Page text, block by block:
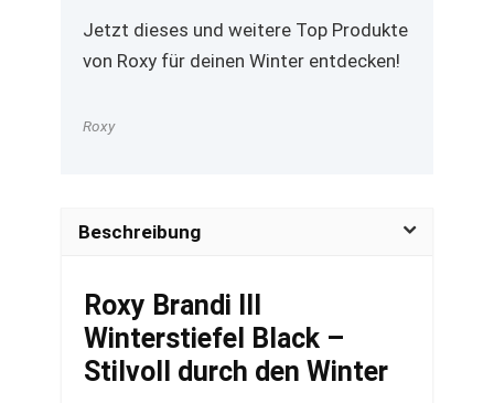
Jetzt dieses und weitere Top Produkte
von Roxy für deinen Winter entdecken!
Roxy
Beschreibung
Roxy Brandi III
Winterstiefel Black –
Stilvoll durch den Winter